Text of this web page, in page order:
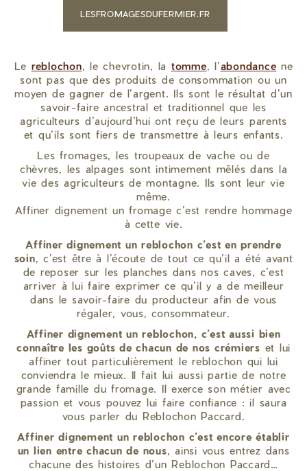
LESFROMAGESDUFERMIER.FR
Le reblochon, le chevrotin, la tomme, l’abondance ne
sont pas que des produits de consommation ou un
moyen de gagner de l’argent. Ils sont le résultat d’un
savoir-faire ancestral et traditionnel que les
agriculteurs d’aujourd’hui ont reçu de leurs parents
et qu’ils sont fiers de transmettre à leurs enfants.
Les fromages, les troupeaux de vache ou de
chèvres, les alpages sont intimement mêlés dans la
vie des agriculteurs de montagne. Ils sont leur vie
même.
Affiner dignement un fromage c’est rendre hommage
à cette vie.
Affiner dignement un reblochon c’est en prendre
soin, c’est être à l’écoute de tout ce qu’il a été avant
de reposer sur les planches dans nos caves, c’est
arriver à lui faire exprimer ce qu’il y a de meilleur
dans le savoir-faire du producteur afin de vous
régaler, vous, consommateur.
Affiner dignement un reblochon, c’est aussi bien
connaître les goûts de chacun de nos crémiers et lui
affiner tout particulièrement le reblochon qui lui
conviendra le mieux. Il fait lui aussi partie de notre
grande famille du fromage. Il exerce son métier avec
passion et vous pouvez lui faire confiance : il saura
vous parler du Reblochon Paccard.
Affiner dignement un reblochon c’est encore établir
un lien entre chacun de nous, ainsi vous entrez dans
chacune des histoires d’un Reblochon Paccard…